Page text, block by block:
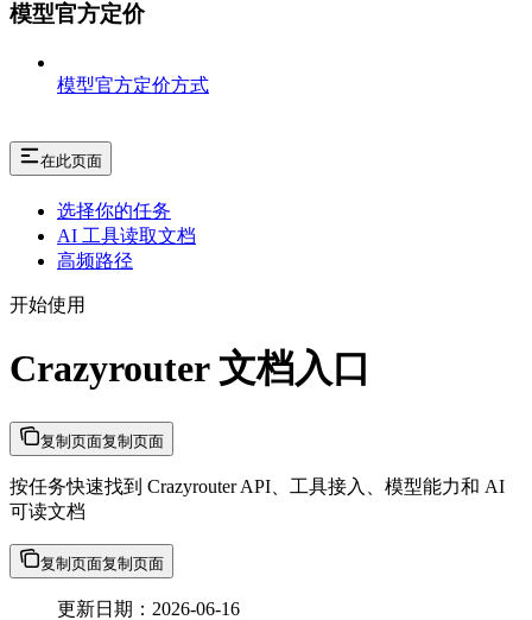
模型官方定价
模型官方定价方式
在此页面
选择你的任务
AI 工具读取文档
高频路径
开始使用
Crazyrouter 文档入口
复制页面复制页面
按任务快速找到 Crazyrouter API、工具接入、模型能力和 AI
可读文档
复制页面复制页面
更新日期：2026-06-16